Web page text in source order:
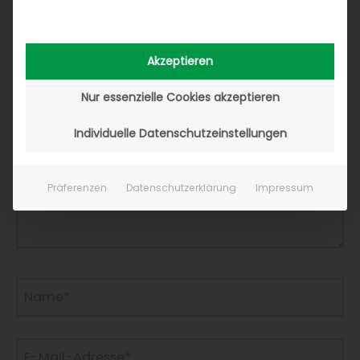
eingeben…
Akzeptieren
Nur essenzielle Cookies akzeptieren
Individuelle Datenschutzeinstellungen
Präferenzen Datenschutzerklärung Impressum